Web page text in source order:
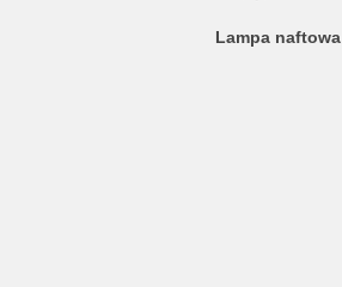
Lampa naftowa